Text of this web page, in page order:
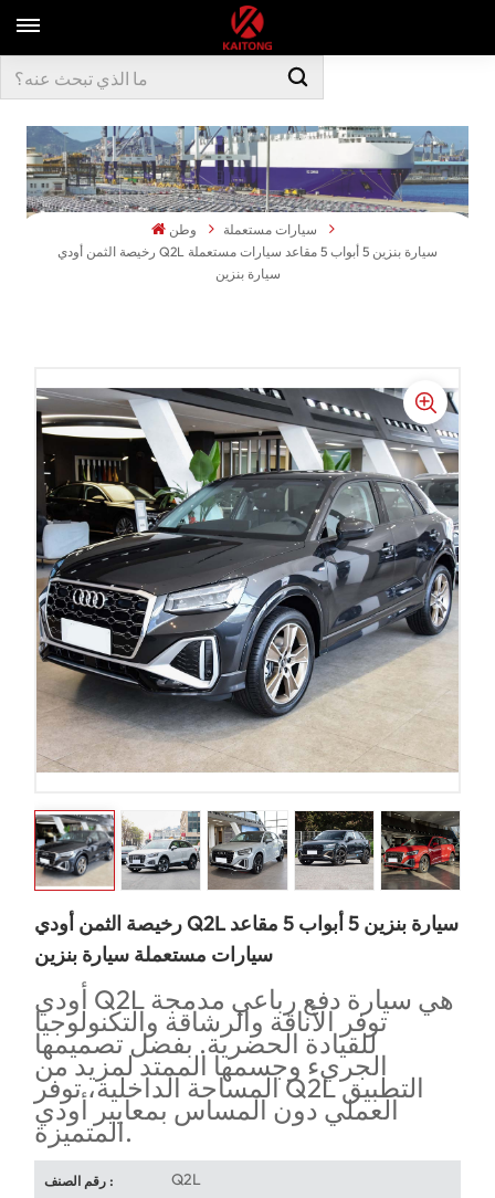
وطن
سيارات مستعملة
رخيصة الثمن أودي Q2L سيارة بنزين 5 أبواب 5 مقاعد سيارات مستعملة
سيارة بنزين
رخيصة الثمن أودي Q2L سيارة بنزين 5 أبواب 5 مقاعد
سيارات مستعملة سيارة بنزين
أودي Q2L هي سيارة دفع رباعي مدمجة
توفر الأناقة والرشاقة والتكنولوجيا
للقيادة الحضرية. بفضل تصميمها
الجريء وجسمها الممتد لمزيد من
المساحة الداخلية، توفر Q2L التطبيق
العملي دون المساس بمعايير أودي
المتميزة.
رقم الصنف : Q2L